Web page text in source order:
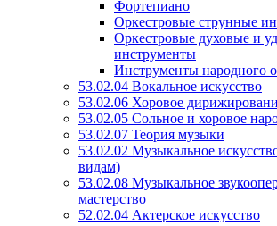
Фортепиано
Оркестровые струнные
Оркестровые духовые и
инструменты
Инструменты народного
53.02.04 Вокальное искусство
53.02.06 Хоровое
53.02.05 Сольное и хоровое
53.02.07 Теория музыки
53.02.02 Музыкальное
видам)
53.02.08 Музыкальное
мастерство
52.02.04 Актерское искусство